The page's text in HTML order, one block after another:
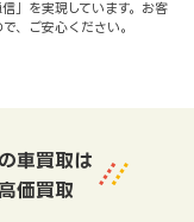
」を実現しています。お客
、ご安心ください。
車買取は
価買取